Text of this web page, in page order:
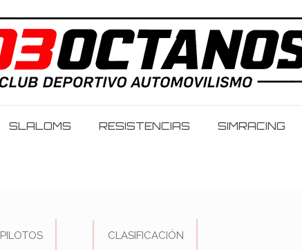
SLALOMS RESISTENCIAS SIMRACING
PILOTOS CLASIFICACIÓN